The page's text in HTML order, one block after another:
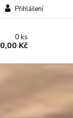
Přihlášení
0ks
0,00 Kč